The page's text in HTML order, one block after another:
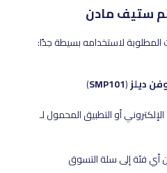
ستيف مادن
لاستخدامه بسيطة جدًا:
ديلز(
SMP101
)
أو التطبيق المحمول لـ
فئة إلى سلة التسوق